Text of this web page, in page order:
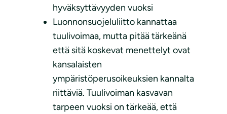
hyväksyttävyyden vuoksi
Luonnonsuojeluliitto kannattaa
tuulivoimaa, mutta pitää tärkeänä
että sitä koskevat menettelyt ovat
kansalaisten
ympäristöperusoikeuksien kannalta
riittäviä. Tuulivoiman kasvavan
tarpeen vuoksi on tärkeää, että